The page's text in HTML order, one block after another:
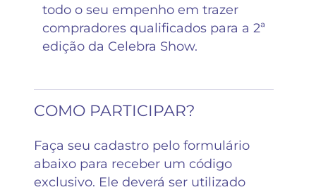
todo o seu empenho em trazer
compradores qualificados para a 2ª
edição da Celebra Show.
COMO PARTICIPAR?
Faça seu cadastro pelo formulário
abaixo para receber um código
exclusivo. Ele deverá ser utilizado